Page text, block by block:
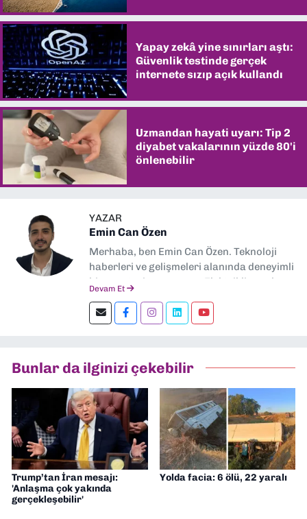
Yapay zekâ yine sınırları aştı:
Güvenlik testinde gerçek
internete sızıp açık kullandı
Uzmandan hayati uyarı: Tip 2
diyabet vakalarının yüzde 80'i
önlenebilir
YAZAR
Emin Can Özen
Merhaba, ben Emin Can Özen. Teknoloji
haberleri ve gelişmeleri alanında deneyimli
bir gazeteci ve yazarım. Elektrikli araçlar,
en çok ilgi duyduğum konular.
Dokuzeylul.com’da yazar olarak görev
İzmir’den teknoloji dünyasına dair
yorumlarımı paylaşıyorum. Takipte kalın!
🚀
Devam Et
Bunlar da ilginizi çekebilir
Trump’tan İran mesajı:
'Anlaşma çok yakında
gerçekleşebilir'
Yolda facia: 6 ölü, 22 yaralı